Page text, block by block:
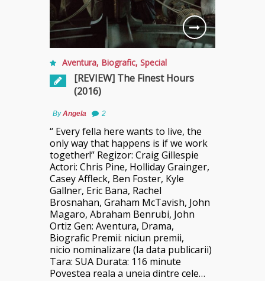
Aventura, Biografic, Special
[REVIEW] The Finest Hours
(2016)
ByAngela 2
“ Every fella here wants to live, the
only way that happens is if we work
together!” Regizor: Craig Gillespie
Actori: Chris Pine, Holliday Grainger,
Casey Affleck, Ben Foster, Kyle
Gallner, Eric Bana, Rachel
Brosnahan, Graham McTavish, John
Magaro, Abraham Benrubi, John
Ortiz Gen: Aventura, Drama,
Biografic Premii: niciun premii,
nicio nominalizare (la data publicarii)
Tara: SUA Durata: 116 minute
Povestea reala a uneia dintre cele…